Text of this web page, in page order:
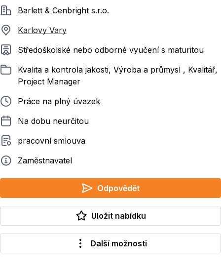
SpolečnostBarlett & Cenbright s.r.o.
Karlovy Vary
Požadované vzdělání
Středoškolské nebo odborné vyučení s maturitou
ZařazenoKvalita a kontrola jakosti, Výroba a průmysl , Kvalitář,
Project Manager
Typ pracovního poměru
Práce na plný úvazek
Délka pracovního poměru
Na dobu neurčitou
Typ smluvního vztahu
pracovní smlouva
ZadavatelZaměstnavatel
Odpovědět
Uložit nabídku
Další možnosti